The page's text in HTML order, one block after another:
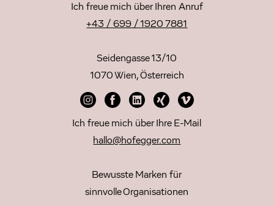
Ich freue mich über Ihren Anruf
+43 / 699 / 1920 7881
Seidengasse 13/10
1070 Wien, Österreich
Ich freue mich über Ihre E-Mail
hallo@hofegger.com
Bewusste Marken für
sinnvolle Organisationen